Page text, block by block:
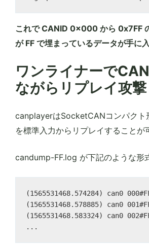
これで CANID 0x000 から 0x7FF
が FF で埋まっているデータが手に
ワンライナーで
ながらリプレイ攻撃
canplayerはSocketCANコンパクト
を標準入力からリプレイすることが
candump-FF.log が下記のような形
(1565531468.574284) can0
(1565531468.578885) can0
(1565531468.583324) can0